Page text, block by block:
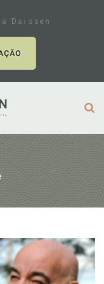
Daissen